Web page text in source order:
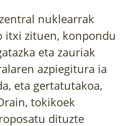
nuklearrak
itxi zituen, konpondu
eta zauriak
azpiegitura ia
eta gertatutakoa,
tokikoek
dituzte